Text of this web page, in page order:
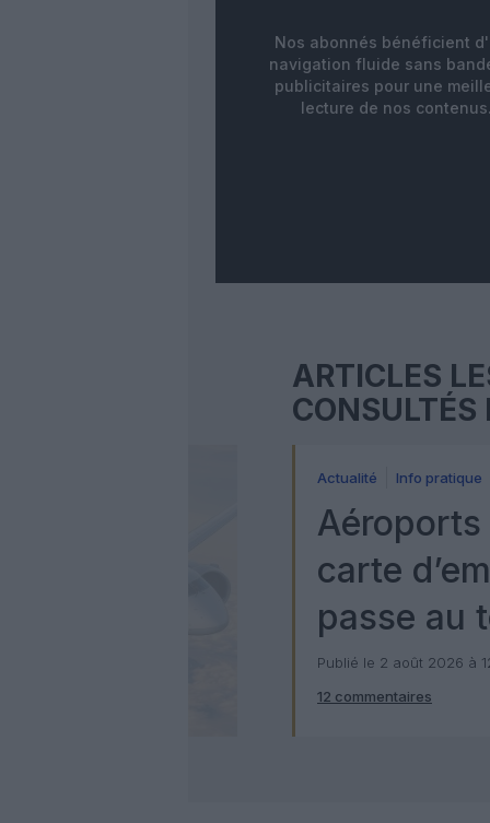
Nos abonnés bénéficient
navigation fluide sans
publicitaires pour une
lecture de nos
ARTICLES
CONSULTÉS
Actualité Info pratique
carte
passe au
Check
Publié le 2 août 2026 à
12 commentaires